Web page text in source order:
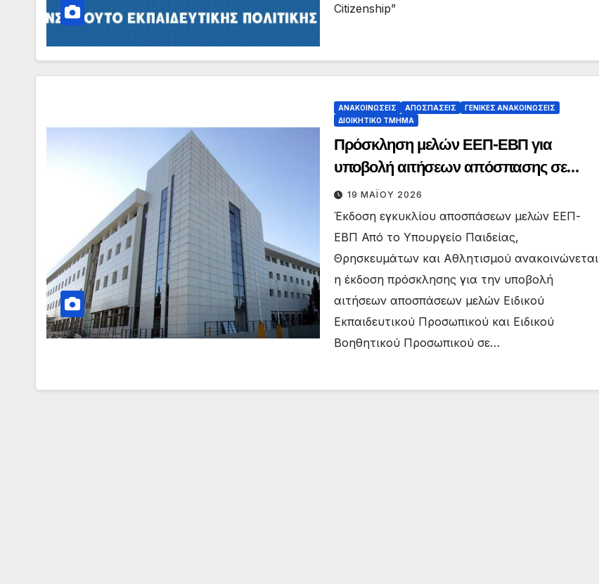
Citizenship”
ΑΝΑΚΟΙΝΏΣΕΙΣ ΑΠΟΣΠΆΣΕΙΣ
ΓΕΝΙΚΈΣ ΑΝΑΚΟΙΝΏΣΕΙΣ
ΔΙΟΙΚΗΤΙΚΌ ΤΜΉΜΑ
Πρόσκληση μελών ΕΕΠ-ΕΒΠ για
υποβολή αιτήσεων απόσπασης σε
περιοχές/ΚΕΔΑΣΥ/ΣΔΕΥ των ΚΕΔΑΣΥ
για το διδακτικό έτος 2026-2027
19 ΜΑΪ́ΟΥ 2026
Έκδοση εγκυκλίου αποσπάσεων μελών ΕΕΠ-
ΕΒΠ Από το Υπουργείο Παιδείας,
Θρησκευμάτων και Αθλητισμού ανακοινώνεται
η έκδοση πρόσκλησης για την υποβολή
αιτήσεων αποσπάσεων μελών Ειδικού
Εκπαιδευτικού Προσωπικού και Ειδικού
Βοηθητικού Προσωπικού σε…